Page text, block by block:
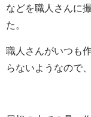
などを職人さんに
た。
職人さんがいつも
らないようなので